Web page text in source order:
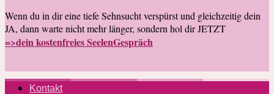
Wenn du in dir eine tiefe Sehnsucht verspürst und gleichzeitig dein
JA, dann warte nicht mehr länger, sondern hol dir JETZT
=>dein kostenfreies SeelenGespräch
Kontakt